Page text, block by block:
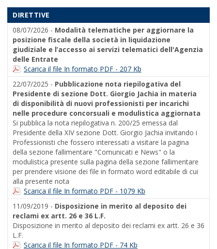
DIRETTIVE
08/07/2026 - Modalità telematiche per aggiornare la
posizione fiscale della società in liquidazione
giudiziale e l’accesso ai servizi telematici dell'Agenzia
delle Entrate
Scarica il file In formato PDF - 207 Kb
22/07/2025 - Pubblicazione nota riepilogativa del
Presidente di sezione Dott. Giorgio Jachia in materia
di disponibilità di nuovi professionisti per incarichi
nelle procedure concorsuali e modulistica aggiornata
Si pubblica la nota riepilogativa n. 200/25 emessa dal
Presidente della XIV sezione Dott. Giorgio Jachia invitando i
Professionisti che fossero interessati a visitare la pagina
della sezione fallimentare "Comunicati e News" o la
modulistica presente sulla pagina della sezione fallimentare
per prendere visione dei file in formato word editabile di cui
alla presente nota
Scarica il file In formato PDF - 1079 Kb
11/09/2019 - Disposizione in merito al deposito dei
reclami ex artt. 26 e 36 L.F.
Disposizione in merito al deposito dei reclami ex artt. 26 e 36
L.F.
Scarica il file In formato PDF - 74 Kb